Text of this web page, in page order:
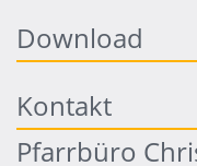
Download
Kontakt
Pfarrbüro